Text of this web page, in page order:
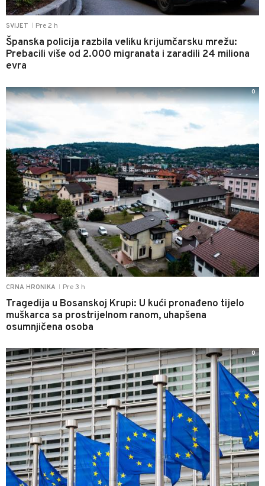
SVIJET Pre 2 h
Španska policija razbila veliku krijumčarsku mrežu:
Prebacili više od 2.000 migranata i zaradili 24 miliona
evra
CRNA HRONIKA Pre 3 h
Tragedija u Bosanskoj Krupi: U kući pronađeno tijelo
muškarca sa prostrijelnom ranom, uhapšena
osumnjičena osoba
0
0